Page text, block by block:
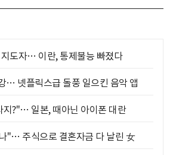
도자… 이란, 통제불능 빠졌다
… 넷플릭스급 돌풍 일으킨 음악 앱
지?"… 일본, 때아닌 아이폰 대란
"… 주식으로 결혼자금 다 날린 女